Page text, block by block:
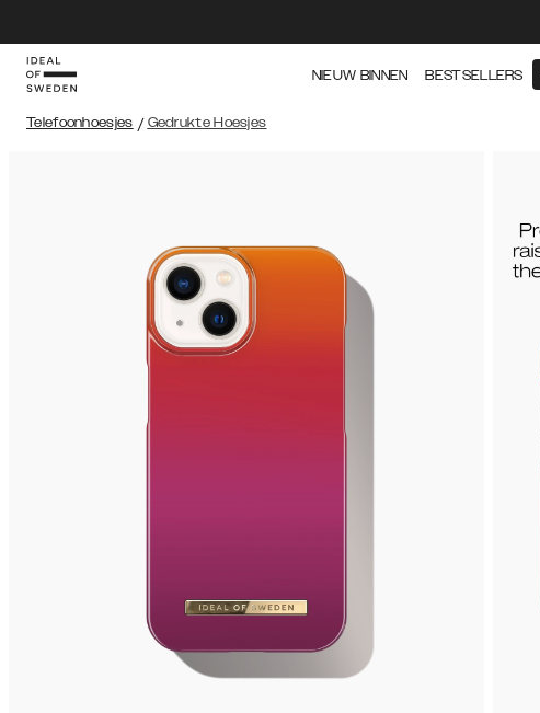
NIEUW BINNEN BESTSELLERS
Telefoonhoesjes / Gedrukte Hoesjes